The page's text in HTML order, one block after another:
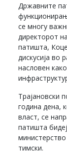
Државните
се многу
директорот
патишта,
дискусија во
насловен
Трајановски
година
власт, се
патишта
тимски.